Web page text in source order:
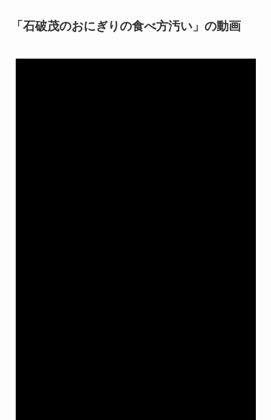
「石破茂のおにぎりの食べ方汚い」の動画